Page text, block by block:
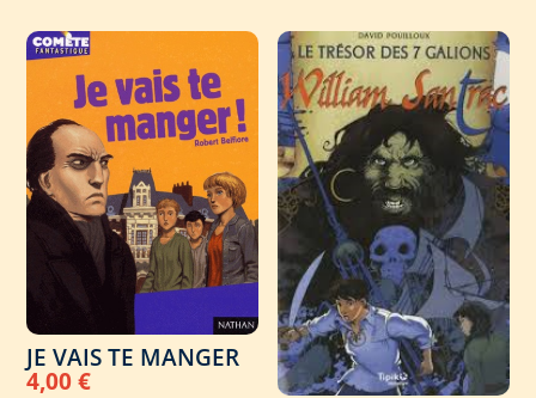
JE VAIS TE MANGER
4,00€